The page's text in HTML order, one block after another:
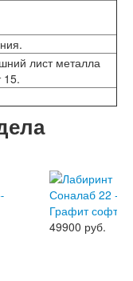
лист металла
49900 руб.